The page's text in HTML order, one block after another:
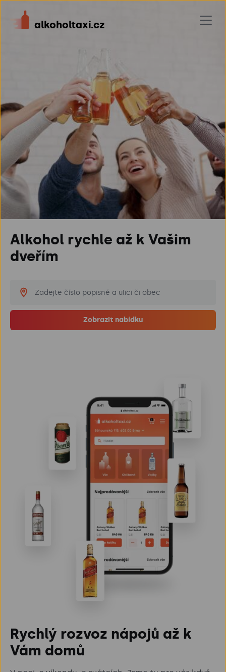
alkoholtaxi.cz
Alkohol rychle až k Vašim
dveřím
Zobrazit nabídku
Rychlý rozvoz nápojů až k
Vám domů